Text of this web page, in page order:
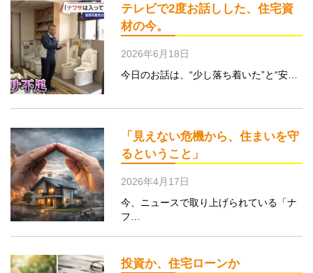
テレビで2度お話しした、住宅資
材の今。
2026年6月18日
今日のお話は、“少し落ち着いた”と“安…
「見えない危機から、住まいを守
るということ」
2026年4月17日
今、ニュースで取り上げられている「ナ
フ…
投資か、住宅ローンか